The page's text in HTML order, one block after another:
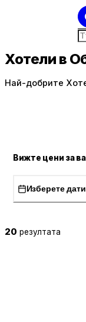
Хотели в
Най-добрите
Вижте цени за
Изберете дати
20 резултата